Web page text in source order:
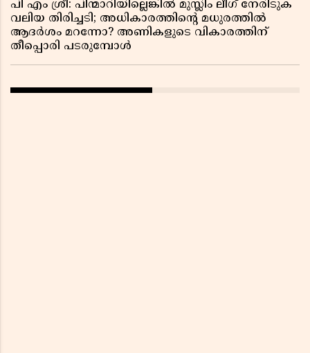
പി എം ശ്രീ: പിന്മാറിയില്ലെങ്കിൽ മുസ്ലിം ലീഗ് നേരിടുക
വലിയ തിരിച്ചടി; അധികാരത്തിന്റെ മധുരത്തിൽ
ആദർശം മറന്നോ? അണികളുടെ വികാരത്തിന്
തീപ്പൊരി പടരുമ്പോൾ